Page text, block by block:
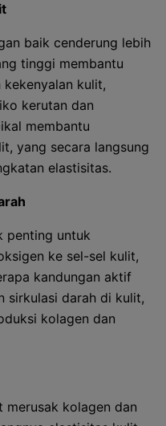
baik cenderung lebih
tinggi membantu
kulit,
kerutan dan
membantu
yang secara langsung
elastisitas.
penting untuk
ke sel-sel kulit,
kandungan aktif
sirkulasi darah di kulit,
kolagen dan
merusak kolagen dan